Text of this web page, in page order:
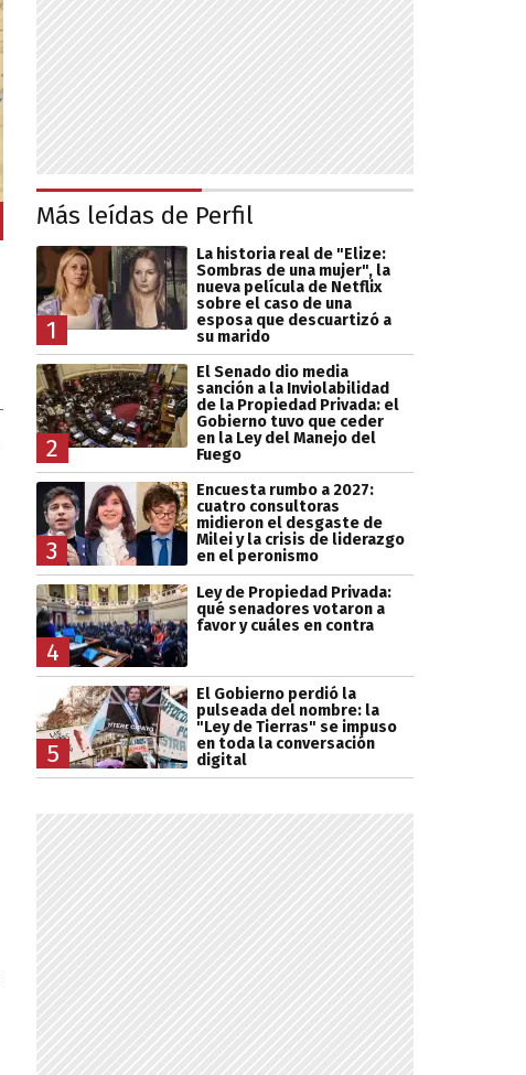
Más leídas de Perfil
1
La historia real de "Elize:
Sombras de una mujer", la
nueva película de Netflix
sobre el caso de una
esposa que descuartizó a
su marido
2
El Senado dio media
sanción a la Inviolabilidad
de la Propiedad Privada: el
Gobierno tuvo que ceder
en la Ley del Manejo del
Fuego
3
Encuesta rumbo a 2027:
cuatro consultoras
midieron el desgaste de
Milei y la crisis de liderazgo
en el peronismo
4
Ley de Propiedad Privada:
qué senadores votaron a
favor y cuáles en contra
5
El Gobierno perdió la
pulseada del nombre: la
"Ley de Tierras" se impuso
en toda la conversación
digital